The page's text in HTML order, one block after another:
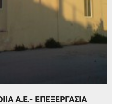
Α.Ε.- ΕΠΕΞΕΡΓΑΣΙΑ